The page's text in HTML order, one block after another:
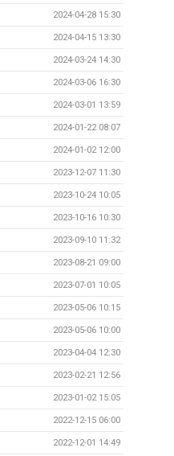
2024-04-28 15:30
2024-04-15 13:30
2024-03-24 14:30
2024-03-06 16:30
2024-03-01 13:59
2024-01-22 08:07
2024-01-02 12:00
2023-12-07 11:30
2023-10-24 10:05
2023-10-16 10:30
2023-09-10 11:32
2023-08-21 09:00
2023-07-01 10:05
2023-05-06 10:15
2023-05-06 10:00
2023-04-04 12:30
2023-02-21 12:56
2023-01-02 15:05
2022-12-15 06:00
2022-12-01 14:49